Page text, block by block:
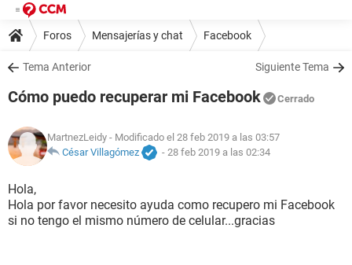
Foros Mensajerías y chat Facebook
Tema Anterior Siguiente Tema
Cómo puedo recuperar mi Facebook Cerrado
MartnezLeidy - Modificado el 28 feb 2019 a las 03:57
César Villagómez
- 28 feb 2019 a las 02:34
Hola,
Hola por favor necesito ayuda como recupero mi Facebook
si no tengo el mismo número de celular...gracias